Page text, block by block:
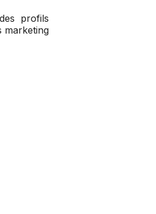
profils
marketing